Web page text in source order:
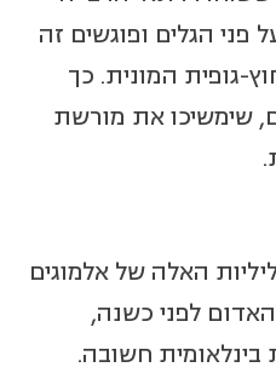
פני הגלים ופוגשים זה
גופית המונית. כך
שימשיכו את מורשת
האלה של אלמוגים
לפני כשנה,
חשובה.